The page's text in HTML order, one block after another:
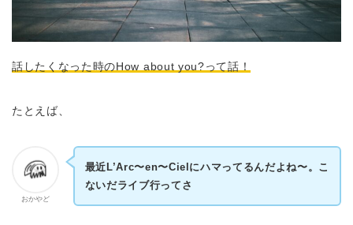
話したくなった時のHow about you?って話！
たとえば、
おかやど
最近L’Arc〜en〜Cielにハマってるんだよね〜。こ
ないだライブ行ってさ